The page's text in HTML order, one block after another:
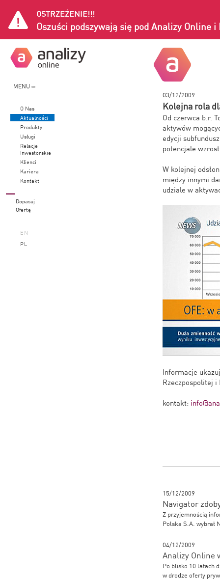
OSTRZEŻENIE!!!
Oszuści podszywają się pod Analizy Online i
MENU
O Nas
Aktualności
Produkty
Usługi
Relacje
Inwestorskie
Klienci
Kariera
Kontakt
Dopasuj
Ofertę
EN
PL
03/12/2009
Kolejna rola
Od czerwca b.r.
aktywów
edycji
potencjale
W kolejnej
między innymi
udziale w
Informacje
Rzeczpospolitej
kontakt:
15/12/2009
Navigator
Z przyjemnością
Polska S.A. wybrał
04/12/2009
Analizy Online
Po blisko 10 latach
w drodze oferty